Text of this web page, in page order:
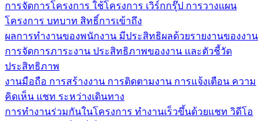
การจัดการโครงการ ใช้โครงการ เวิร์กกรุ๊ป การวางแผน
โครงการ บทบาท สิทธิ์การเข้าถึง
ผลการทำงานของพนักงาน มีประสิทธิผลด้วยรายงานของงาน
การจัดการภาระงาน ประสิทธิภาพของงาน และตัวชี้วัด
ประสิทธิภาพ
งานมือถือ การสร้างงาน การติดตามงาน การแจ้งเตือน ความ
คิดเห็น แชท ระหว่างเดินทาง
การทำงานร่วมกันในโครงการ ทํางานเร็วขึ้นด้วยแชท วิดีโอ